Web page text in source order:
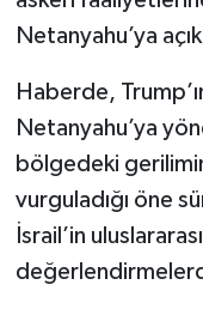
Netanyahu’ya
Haberde,
Netanyahu’ya
bölgedeki
vurguladığı öne
İsrail’in